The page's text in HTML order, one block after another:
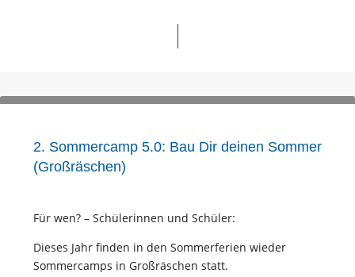
2. Sommercamp 5.0: Bau Dir deinen Sommer
(Großräschen)
Für wen? – Schülerinnen und Schüler:
Dieses Jahr finden in den Sommerferien wieder
Sommercamps in Großräschen statt.